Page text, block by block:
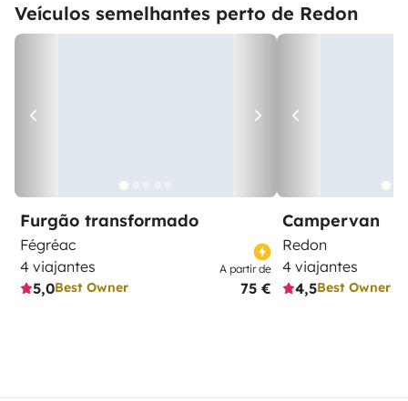
Veículos semelhantes perto de Redon
Furgão transformado
Fégréac
4 viajantes
5,0Best Owner
A partir de
75 €
Campervan
Redon
4 viajantes
4,5Best Owner